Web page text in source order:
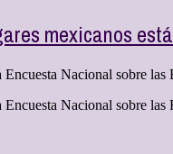
mexicanos
Nacional sobre
Nacional sobre